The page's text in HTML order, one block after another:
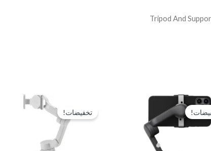
Tripod And
السعر
الأصلي
هو:
EGP5,900.
EGP4,500.
تخفيضات!
السعر
الأصلي